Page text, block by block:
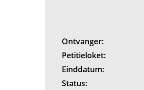
Ontvanger:
Petitieloket:
Einddatum:
Status: